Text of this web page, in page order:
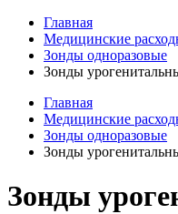
Главная
Медицинские
Зонды одноразовые
Зонды
Главная
Медицинские
Зонды одноразовые
Зонды
Зонды